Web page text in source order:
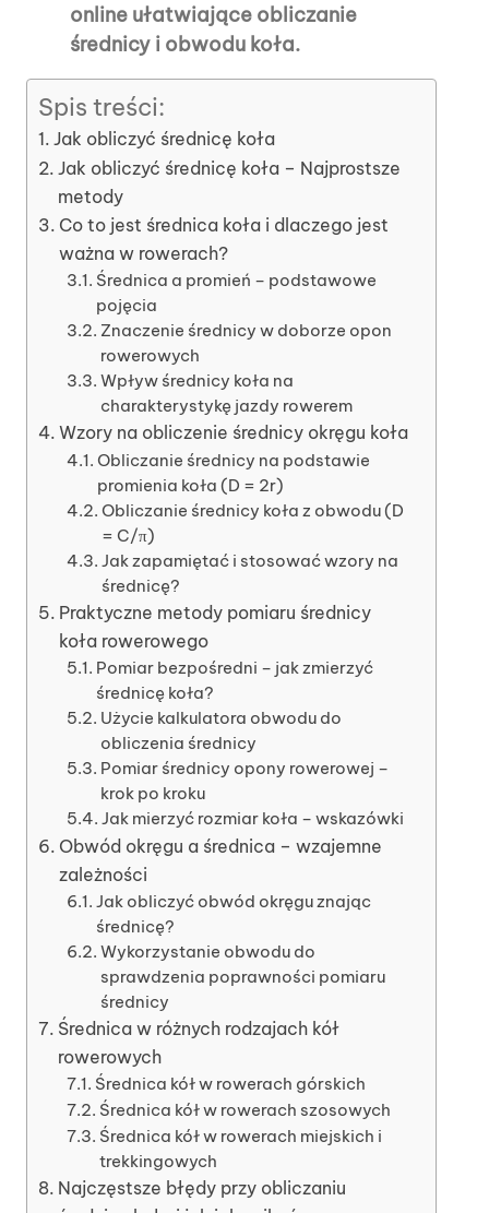
online ułatwiające obliczanie
średnicy i obwodu koła.
Spis treści:
Jak obliczyć średnicę koła
Jak obliczyć średnicę koła – Najprostsze
metody
Co to jest średnica koła i dlaczego jest
ważna w rowerach?
Średnica a promień – podstawowe
pojęcia
Znaczenie średnicy w doborze opon
rowerowych
Wpływ średnicy koła na
charakterystykę jazdy rowerem
Wzory na obliczenie średnicy okręgu koła
Obliczanie średnicy na podstawie
promienia koła (D = 2r)
Obliczanie średnicy koła z obwodu (D
= C/π)
Jak zapamiętać i stosować wzory na
średnicę?
Praktyczne metody pomiaru średnicy
koła rowerowego
Pomiar bezpośredni – jak zmierzyć
średnicę koła?
Użycie kalkulatora obwodu do
obliczenia średnicy
Pomiar średnicy opony rowerowej –
krok po kroku
Jak mierzyć rozmiar koła – wskazówki
Obwód okręgu a średnica – wzajemne
zależności
Jak obliczyć obwód okręgu znając
średnicę?
Wykorzystanie obwodu do
sprawdzenia poprawności pomiaru
średnicy
Średnica w różnych rodzajach kół
rowerowych
Średnica kół w rowerach górskich
Średnica kół w rowerach szosowych
Średnica kół w rowerach miejskich i
trekkingowych
Najczęstsze błędy przy obliczaniu